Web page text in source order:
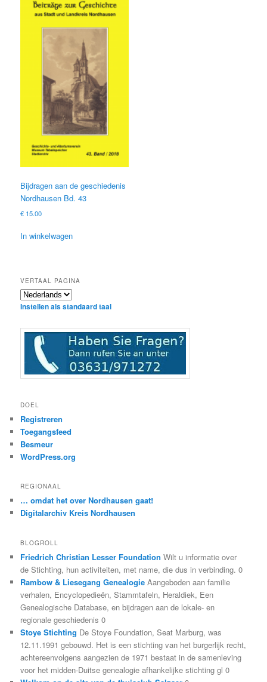
Bijdragen aan de geschiedenis
Nordhausen Bd. 43
€ 15.00
In winkelwagen
VERTAAL PAGINA
Instellen als standaard taal
DOEL
Registreren
Toegangsfeed
Besmeur
WordPress.org
REGIONAAL
… omdat het over Nordhausen gaat!
Digitalarchiv Kreis Nordhausen
BLOGROLL
Friedrich Christian Lesser Foundation Wilt u informatie over
de Stichting, hun activiteiten, met name, die dus in verbinding. 0
Rambow & Liesegang Genealogie Aangeboden aan familie
verhalen, Encyclopedieën, Stammtafeln, Heraldiek, Een
Genealogische Database, en bijdragen aan de lokale- en
regionale geschiedenis 0
Stoye Stichting De Stoye Foundation, Seat Marburg, was
12.11.1991 gebouwd. Het is een stichting van het burgerlijk recht,
achtereenvolgens aangezien de 1971 bestaat in de samenleving
voor het midden-Duitse genealogie afhankelijke stichting gl 0